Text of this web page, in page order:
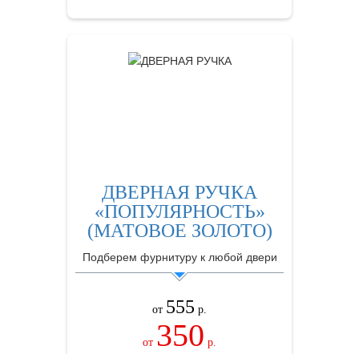
ДВЕРНАЯ РУЧКА
«ПОПУЛЯРНОСТЬ»
(МАТОВОЕ ЗОЛОТО)
Подберем фурнитуру к любой двери
от 555 р.
от 350 р.